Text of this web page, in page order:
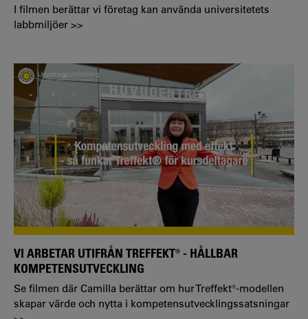
I filmen berättar vi företag kan använda universitetets
labbmiljöer >>
VI ARBETAR UTIFRÅN TREFFEKT® - HÅLLBAR
KOMPETENSUTVECKLING
Se filmen där Camilla berättar om hur Treffekt®-modellen
skapar värde och nytta i kompetensutvecklingssatsningar